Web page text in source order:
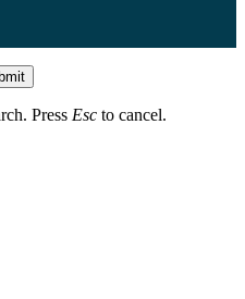
Press Esc to cancel.